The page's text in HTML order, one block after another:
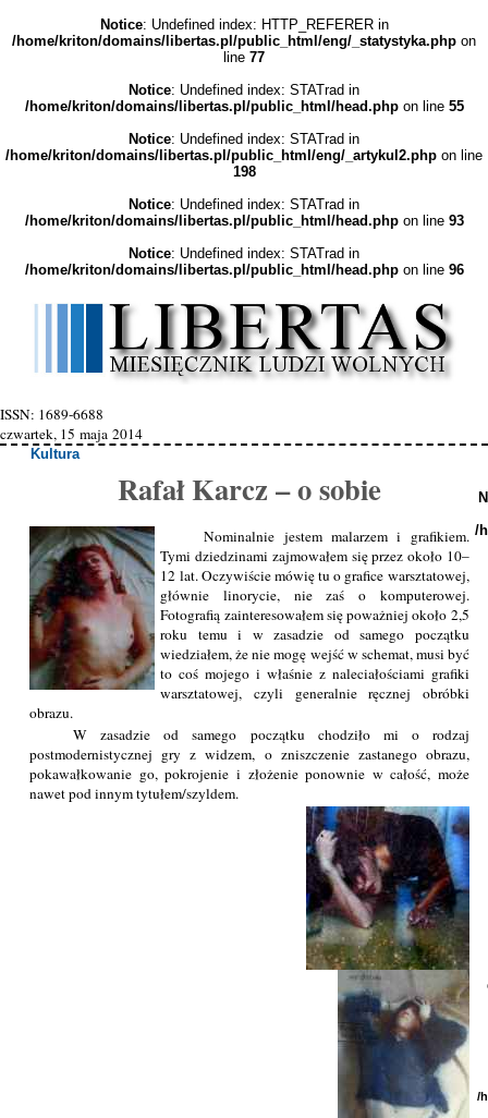
Notice: Undefined index: HTTP_REFERER in
/home/kriton/domains/libertas.pl/public_html/eng/_statystyka.php on
line 77
Notice: Undefined index: STATrad in
/home/kriton/domains/libertas.pl/public_html/head.phpon line 55
Notice: Undefined index: STATrad in
/home/kriton/domains/libertas.pl/public_html/eng/_artykul2.php on line
198
Notice: Undefined index: STATrad in
/home/kriton/domains/libertas.pl/public_html/head.phpon line 93
Notice: Undefined index: STATrad in
/home/kriton/domains/libertas.pl/public_html/head.phpon line 96
ISSN: 1689-6688
czwartek, 15 maja 2014
Kultura
Rafał Karcz – o sobie
Nominalnie jestem malarzem i grafikiem.
Tymi dziedzinami zajmowałem się przez około 10–
12 lat. Oczywiście mówię tu o grafice warsztatowej,
głównie linorycie, nie zaś o komputerowej.
Fotografią zainteresowałem się poważniej około 2,5
roku temu i w zasadzie od samego początku
wiedziałem, że nie mogę wejść w schemat, musi być
to coś mojego i właśnie z naleciałościami grafiki
warsztatowej, czyli generalnie ręcznej obróbki
obrazu.
W zasadzie od samego początku chodziło mi o rodzaj
postmodernistycznej gry z widzem, o zniszczenie zastanego obrazu,
pokawałkowanie go, pokrojenie i złożenie ponownie w całość, może
nawet pod innym tytułem/szyldem.
/
/